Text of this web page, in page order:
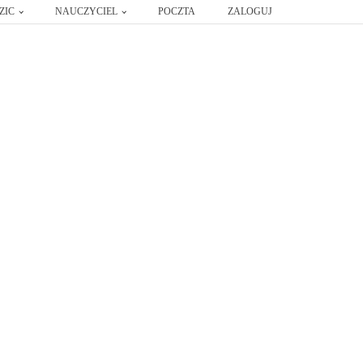
NAUCZYCIEL POCZTA ZALOGUJ